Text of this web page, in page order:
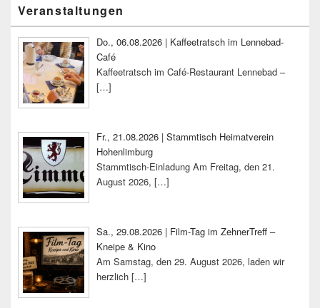
Seitenleisten-
Widgetbereich
Veranstaltungen
Do., 06.08.2026 | Kaffeetratsch im Lennebad-
Café
Kaffeetratsch im Café-Restaurant Lennebad –
[…]
Fr., 21.08.2026 | Stammtisch Heimatverein
Hohenlimburg
Stammtisch-Einladung Am Freitag, den 21.
August 2026, […]
Sa., 29.08.2026 | Film-Tag im ZehnerTreff –
Kneipe & Kino
Am Samstag, den 29. August 2026, laden wir
herzlich […]